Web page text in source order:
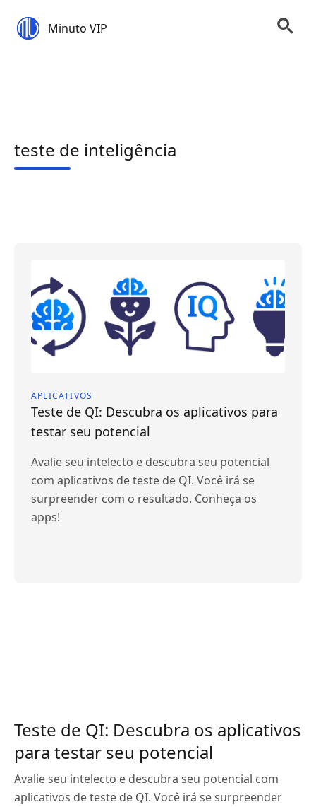
Minuto VIP
teste de inteligência
APLICATIVOS
Teste de QI: Descubra os aplicativos para
testar seu potencial
Avalie seu intelecto e descubra seu potencial
com aplicativos de teste de QI. Você irá se
surpreender com o resultado. Conheça os
apps!
Teste de QI: Descubra os aplicativos
para testar seu potencial
Avalie seu intelecto e descubra seu potencial com
aplicativos de teste de QI. Você irá se surpreender